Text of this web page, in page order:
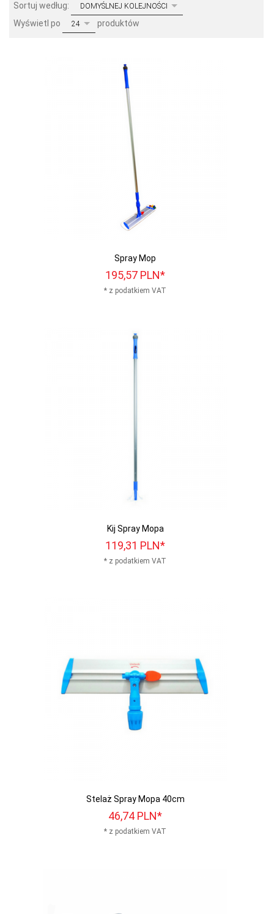
Sortuj według: sortDOMYŚLNEJ KOLEJNOŚCI
Wyświetl po pop24 produktów
Spray Mop
195,57 PLN*
* z podatkiem VAT
Kij Spray Mopa
119,31 PLN*
* z podatkiem VAT
Stelaż Spray Mopa 40cm
46,74 PLN*
* z podatkiem VAT